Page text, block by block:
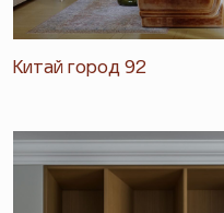
Китай город 92